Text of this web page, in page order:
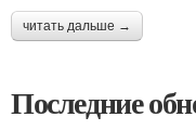
читать дальше →
Последние